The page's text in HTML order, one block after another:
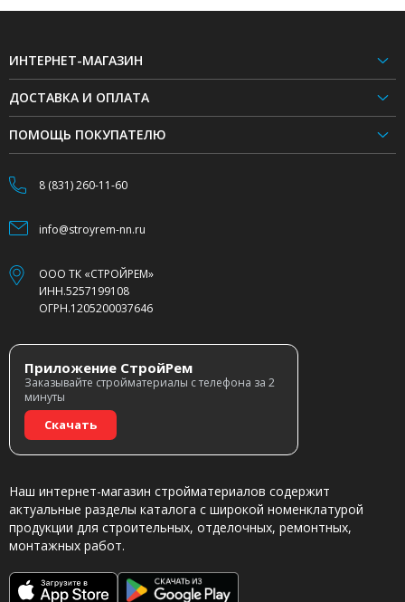
ИНТЕРНЕТ-МАГАЗИН
ДОСТАВКА И ОПЛАТА
ПОМОЩЬ ПОКУПАТЕЛЮ
8 (831) 260-11-60
info@stroyrem-nn.ru
ООО ТК «СТРОЙРЕМ»
ИНН.5257199108
ОГРН.1205200037646
Приложение СтройРем
Заказывайте стройматериалы с телефона за 2
минуты
Скачать
Наш интернет-магазин стройматериалов содержит
актуальные разделы каталога с широкой номенклатурой
продукции для строительных, отделочных, ремонтных,
монтажных работ.